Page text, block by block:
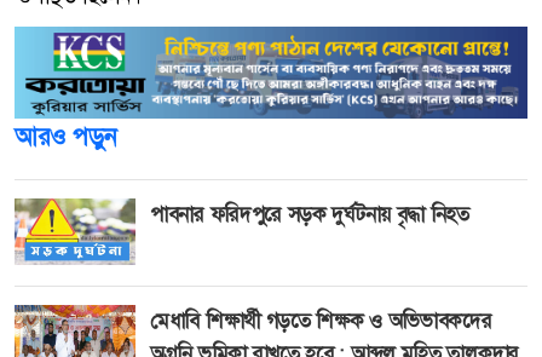
আরও পড়ুন
পাবনার ফরিদপুরে সড়ক দুর্ঘটনায় বৃদ্ধা নিহত
মেধাবি শিক্ষার্থী গড়তে শিক্ষক ও অভিভাবকদের